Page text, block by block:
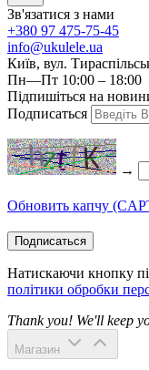
Зв'язатися з нами
+380 97 475-75-45
info@ukulele.ua
Київ, вул.
Пн—Пт 10:00 – 18:00
Підпишіться на
Подписаться
→
Обновить капчу
Подписаться
Натискаючи кнопку
політики обробки
Thank you! We'll keep
Магазин